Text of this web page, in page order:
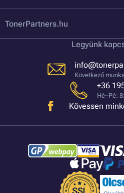
TonerPartners.hu
Legyünk
Következő
+36
Hé–Pé:
Kövessen